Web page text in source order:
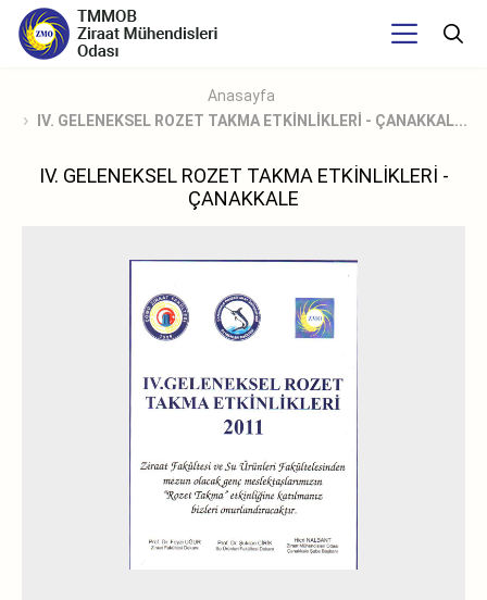
Anasayfa
IV. GELENEKSEL ROZET TAKMA ETKİNLİKLERİ - ÇANAKKAL...
IV. GELENEKSEL ROZET TAKMA ETKİNLİKLERİ -
ÇANAKKALE